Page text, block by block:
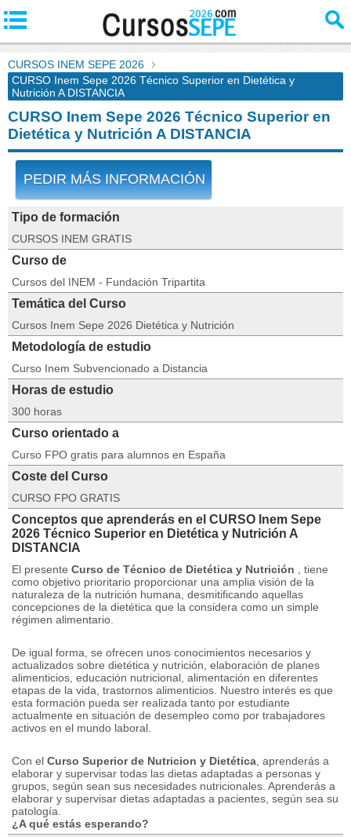
CURSOS INEM SEPE 2026
CURSO Inem Sepe 2026 Técnico Superior en Dietética y
Nutrición A DISTANCIA
CURSO Inem Sepe 2026 Técnico Superior en
Dietética y Nutrición A DISTANCIA
PEDIR MÁS INFORMACIÓN
Tipo de formación
CURSOS INEM GRATIS
Curso de
Cursos del INEM - Fundación Tripartita
Temática del Curso
Cursos Inem Sepe 2026 Dietética y Nutrición
Metodología de estudio
Curso Inem Subvencionado a Distancia
Horas de estudio
300 horas
Curso orientado a
Curso FPO gratis para alumnos en España
Coste del Curso
CURSO FPO GRATIS
Conceptos que aprenderás en el CURSO Inem Sepe
2026 Técnico Superior en Dietética y Nutrición A
DISTANCIA
El presente Curso de Técnico de Dietética y Nutrición , tiene
como objetivo prioritario proporcionar una amplia visión de la
naturaleza de la nutrición humana, desmitificando aquellas
concepciones de la dietética que la considera como un simple
régimen alimentario.
De igual forma, se ofrecen unos conocimientos necesarios y
actualizados sobre dietética y nutrición, elaboración de planes
alimenticios, educación nutricional, alimentación en diferentes
etapas de la vida, trastornos alimenticios. Nuestro interés es que
esta formación pueda ser realizada tanto por estudiante
actualmente en situación de desempleo como por trabajadores
activos en el mundo laboral.
Con el Curso Superior de Nutricion y Dietética , aprenderás a
elaborar y supervisar todas las dietas adaptadas a personas y
grupos, según sean sus necesidades nutricionales. Aprenderás a
elaborar y supervisar dietas adaptadas a pacientes, según sea su
patología.
¿A qué estás esperando?